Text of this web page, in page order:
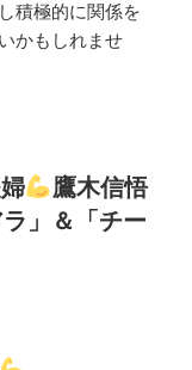
積極的に関係を
かもしれませ
鷹木信悟
」＆「チー